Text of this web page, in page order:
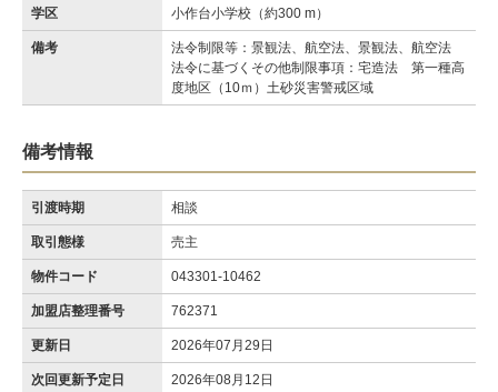
学区 小作台小学校（約300 m）
備考
法令制限等：景観法、航空法、景観法、航空法
法令に基づくその他制限事項：宅造法 第一種高
度地区（10ｍ）土砂災害警戒区域
備考情報
引渡時期 相談
取引態様 売主
物件コード 043301-10462
加盟店整理番号 762371
更新日 2026年07月29日
次回更新予定日 2026年08月12日